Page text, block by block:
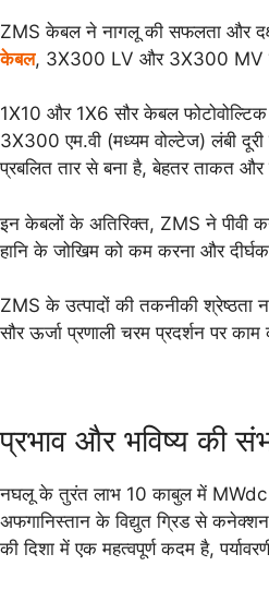
ZMS केबल ने नागलू की सफलता और
केबल, 3X300 LV और 3X300 MV
1X10 और 1X6 सौर केबल
3X300 एम.वी (मध्यम वोल्टेज) लंबी
प्रबलित तार से बना है, बेहतर ताकत और
इन केबलों के अतिरिक्त, ZMS ने पीवी
हानि के जोखिम को कम करना और
ZMS के उत्पादों की तकनीकी श्रेष्ठता
सौर ऊर्जा प्रणाली चरम प्रदर्शन पर
प्रभाव और भविष्य की
नघलू के तुरंत लाभ 10 काबुल में MWdc
अफगानिस्तान के विद्युत ग्रिड से कनेक्शन
की दिशा में एक महत्वपूर्ण कदम है,